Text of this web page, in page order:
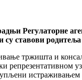
Регулаторне
су ставови
тржишта и